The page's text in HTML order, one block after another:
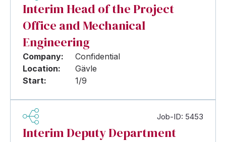
Interim Head of the Project
Office and Mechanical
Engineering
Company:
Confidential
Location:
Gävle
Start:
1/9
Job-ID: 5453
Interim Deputy Department